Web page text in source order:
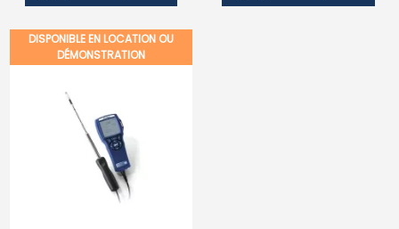
DISPONIBLE EN LOCATION OU
DÉMONSTRATION